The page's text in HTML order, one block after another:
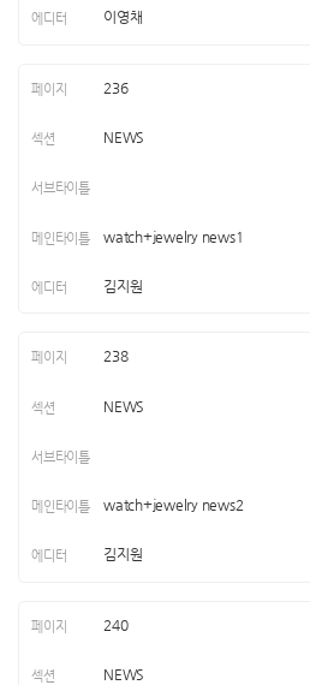
이영채
236
NEWS
watch+jewelry news1
김지원
238
NEWS
watch+jewelry news2
김지원
240
NEWS